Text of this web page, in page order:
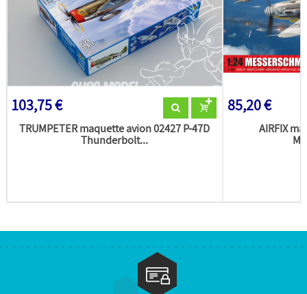
103,75 €
TRUMPETER maquette avion 02427 P-47D
Thunderbolt...
85,20 €
AIRFIX